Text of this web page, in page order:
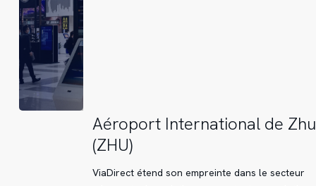
d’orientation
Aéroport
International
de
Zhuhai
Aéroport International de
(ZHU)
ViaDirect étend son empreinte dans le secteur